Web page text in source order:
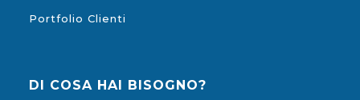
Portfolio Clienti
DI COSA HAI BISOGNO?